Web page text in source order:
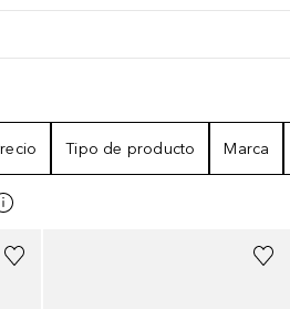
Tipo de producto Marca